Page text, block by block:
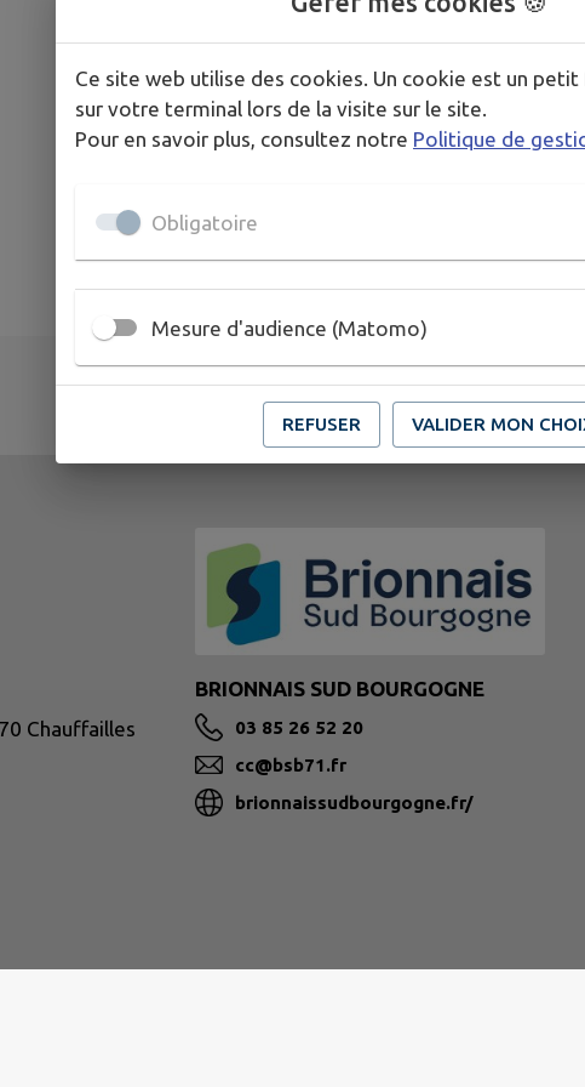
Chauffailles
BRIONNAIS SUD BOURGOGNE
03 85 26 52 20
cc@bsb71.fr
brionnaissudbourgogne.fr/
Ce site web utilise des cookies. Un cookie est un
sur votre terminal lors de la visite sur le site.
Pour en savoir plus, consultez notre Politique de
Obligatoire
Mesure d'audience (Matomo)
REFUSER VALIDER MON